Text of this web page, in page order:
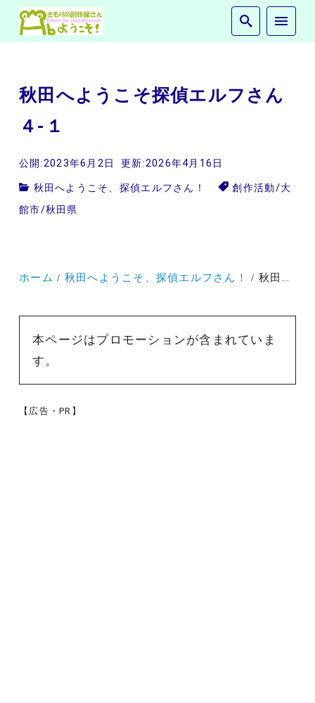
秋田へようこそ探偵エルフさん
４-１
公開:2023年6月2日 更新:2026年4月16日
秋田へようこそ、探偵エルフさん！ 創作活動/大
館市/秋田県
ホーム 秋田へようこそ、探偵エルフさん！ 秋田へようこそ探偵エルフさん４-１
本ページはプロモーションが含まれていま
す。
【広告・PR】